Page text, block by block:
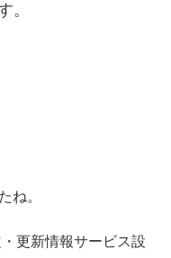
。
ね。
更新情報サービス設